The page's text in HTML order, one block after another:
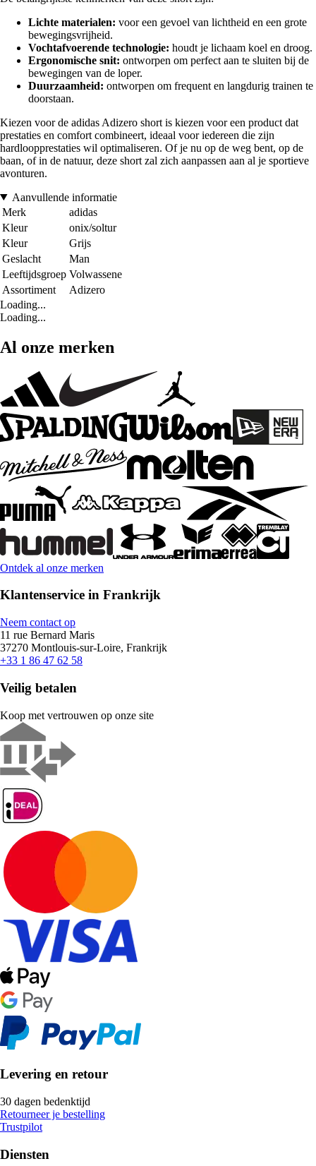
Lichte materialen: voor een gevoel van lichtheid en een grote
bewegingsvrijheid.
Vochtafvoerende technologie: houdt je lichaam koel en droog.
Ergonomische snit: ontworpen om perfect aan te sluiten bij de
bewegingen van de loper.
Duurzaamheid: ontworpen om frequent en langdurig trainen te
doorstaan.
Kiezen voor de adidas Adizero short is kiezen voor een product dat
prestaties en comfort combineert, ideaal voor iedereen die zijn
hardloopprestaties wil optimaliseren. Of je nu op de weg bent, op de
baan, of in de natuur, deze short zal zich aanpassen aan al je sportieve
avonturen.
Aanvullende informatie
Merk
adidas
Kleur
onix/soltur
Kleur
Grijs
Geslacht
Man
Leeftijdsgroep Volwassene
Assortiment
Adizero
Loading...
Loading...
Al onze merken
Ontdek al onze merken
Klantenservice in Frankrijk
Neem contact op
11 rue Bernard Maris
37270 Montlouis-sur-Loire, Frankrijk
+33 1 86 47 62 58
Veilig betalen
Koop met vertrouwen op onze site
Levering en retour
30 dagen bedenktijd
Retourneer je bestelling
Trustpilot
Diensten